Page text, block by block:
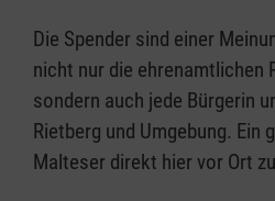
Die Spender sind einer
nicht nur die ehrenamtlichen
sondern auch jede Bürgerin
Rietberg und Umgebung. Ein
Malteser direkt hier vor Ort